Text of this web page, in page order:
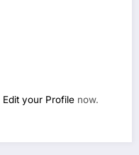
Edit your Profile now.